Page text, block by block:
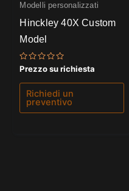
Modelli personalizzati
Hinckley 40X Custom
Model
Valutato
0
su
Prezzo su richiesta
Richiedi un
preventivo